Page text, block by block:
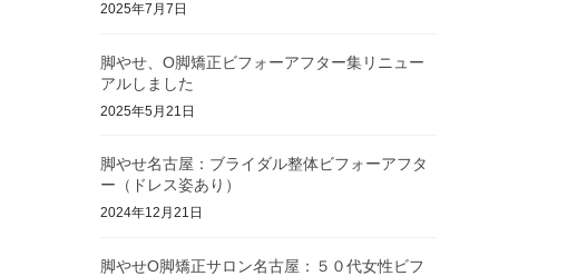
2025年7月7日
脚やせ、O脚矯正ビフォーアフター集リニュー
アルしました
2025年5月21日
脚やせ名古屋：ブライダル整体ビフォーアフタ
ー（ドレス姿あり）
2024年12月21日
脚やせO脚矯正サロン名古屋：５０代女性ビフ